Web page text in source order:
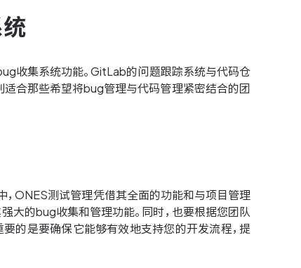
收集系统功能。GitLab的问题跟踪系统与代码仓
合那些希望将bug管理与代码管理紧密结合的团
ONES测试管理凭借其全面的功能和与项目管理
强大的bug收集和管理功能。同时，也要根据您团队
的是要确保它能够有效地支持您的开发流程，提